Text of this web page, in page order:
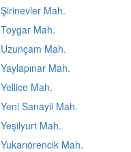
Şirinevler Mah.
Toygar Mah.
Uzunçam Mah.
Yaylapınar Mah.
Yellice Mah.
Yeni Sanayii Mah.
Yeşilyurt Mah.
Yukarıörencik Mah.